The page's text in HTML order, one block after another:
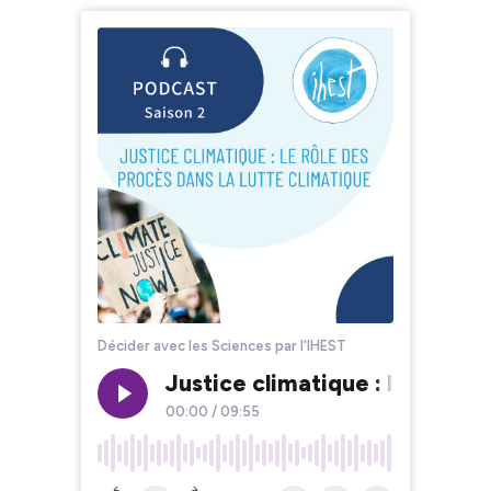
Décider avec les Sciences par l'IHEST
Justice climatique : le rôle
00:00 / 09:55